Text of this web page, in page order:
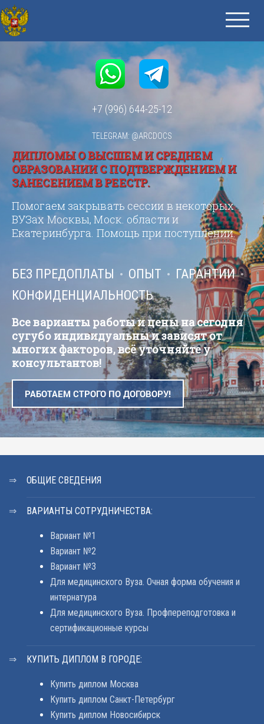
+7 (996) 644-25-12
TELEGRAM: @ARCDOCS
ДИПЛОМЫ О ВЫСШЕМ И СРЕДНЕМ
ОБРАЗОВАНИИ С ПОДТВЕРЖДЕНИЕМ И
ЗАНЕСЕНИЕМ В РЕЕСТР.
Помогаем закрывать сессии в некоторых
ВУЗах Москвы, Моск. области и
Екатеринбурга. Помощь при поступлении.
БЕЗ ПРЕДОПЛАТЫ ОПЫТ
ГАРАНТИИ
КОНФИДЕНЦИАЛЬНОСТЬ
Все варианты работы и цены на сегодня
сугубо индивидуальны и зависят от
многих факторов, всё уточняйте у
консультантов!
РАБОТАЕМ СТРОГО ПО ДОГОВОРУ!
ОБЩИЕ СВЕДЕНИЯ
ВАРИАНТЫ СОТРУДНИЧЕСТВА:
Вариант №1
Вариант №2
Вариант №3
Для медицинского Вуза. Очная форма обучения и
интернатура
Для медицинского Вуза. Профпереподготовка и
сертификационные курсы
КУПИТЬ ДИПЛОМ В ГОРОДЕ:
Купить диплом Москва
Купить диплом Санкт-Петербург
Купить диплом Новосибирск